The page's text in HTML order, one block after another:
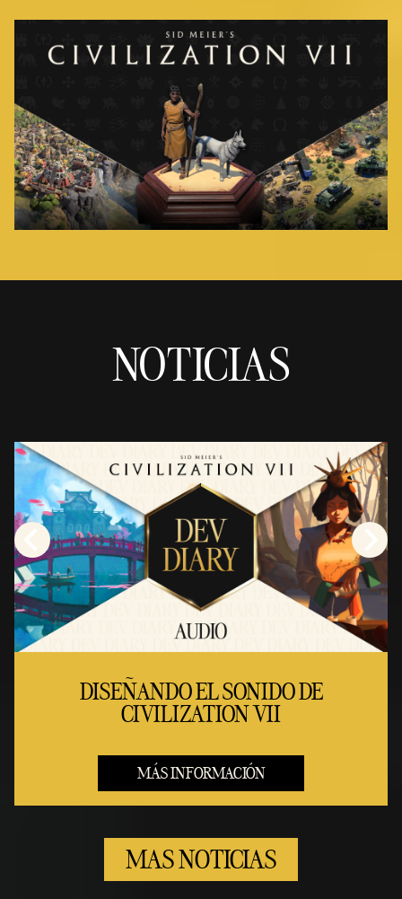
NOTICIAS
DISEÑANDO EL SONIDO DE
CIVILIZATION VII
MÁS INFORMACIÓN
MAS NOTICIAS